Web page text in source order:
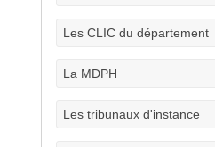
Les CLIC du département
La MDPH
Les tribunaux d'instance